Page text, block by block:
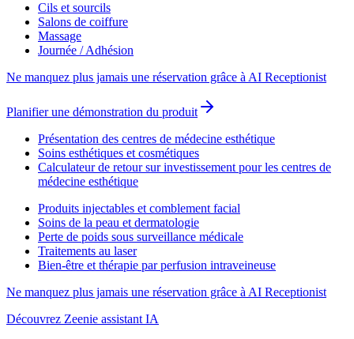
Cils et sourcils
Salons de coiffure
Massage
Journée / Adhésion
Ne manquez plus jamais une réservation grâce à AI Receptionist
Planifier une démonstration du produit
Présentation des centres de médecine esthétique
Soins esthétiques et cosmétiques
Calculateur de retour sur investissement pour les centres de
médecine esthétique
Produits injectables et comblement facial
Soins de la peau et dermatologie
Perte de poids sous surveillance médicale
Traitements au laser
Bien-être et thérapie par perfusion intraveineuse
Ne manquez plus jamais une réservation grâce à AI Receptionist
Découvrez Zeenie assistant IA